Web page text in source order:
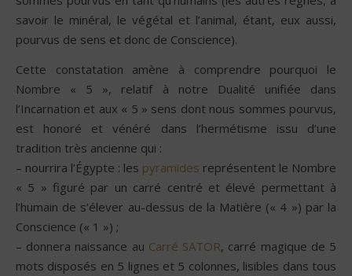
savoir le minéral, le végétal et l’animal, étant, eux aussi,
pourvus de sens et donc de Conscience).
Cette constatation amène à comprendre pourquoi le
Nombre « 5 », relatif à notre Dualité unifiée dans
l’Incarnation et aux « 5 » sens dont nous sommes pourvus,
est honoré et vénéré dans l’hermétisme issu d’une
tradition très ancienne qui :
– nourrira l’Égypte : les pyramides représentent le Nombre
« 5 » figuré par un carré centré et élevé permettant à
l’humain de s’élever au-dessus de la Matière (« 4 ») par la
Conscience (« 1 ») ;
– donnera naissance au Carré SATOR, carré magique de 5
mots disposés en 5 lignes et 5 colonnes, lisibles dans tous